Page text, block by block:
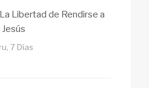
Libertad de Rendirse a
Jesús
7 Días